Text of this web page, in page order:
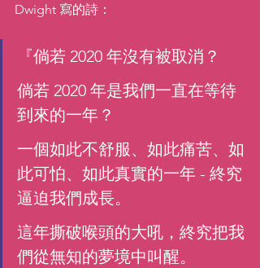
Dwight 寫的詩：
『倘若 2020 年沒有被取消？
倘若 2020 年是我們一直在等待
到來的一年？
一個如此不舒服、如此痛苦、如
此可怕、如此真實的一年 - 終究
逼迫我們成長。
這年撕破喉頭的大吼，終究把我
們從無知的夢境中叫醒。